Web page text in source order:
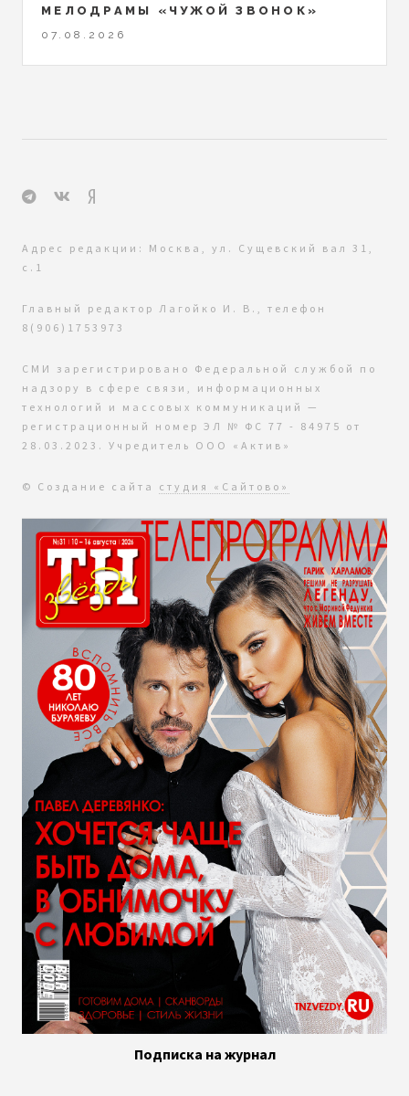
МЕЛОДРАМЫ «ЧУЖОЙ ЗВОНОК»
07.08.2026
Адрес редакции: Москва, ул. Сущевский вал 31,
с.1
Главный редактор Лагойко И. В., телефон
8(906)1753973
СМИ зарегистрировано Федеральной службой по
надзору в сфере связи, информационных
технологий и массовых коммуникаций —
регистрационный номер ЭЛ № ФС 77 - 84975 от
28.03.2023. Учредитель ООО «Актив»
© Создание сайта студия «Сайтово»
Подписка на журнал